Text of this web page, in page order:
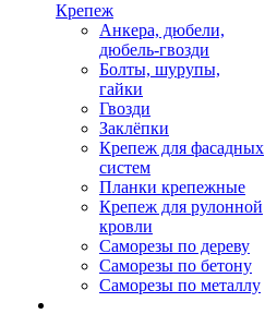
Крепеж
Анкера, дюбели,
дюбель-гвозди
Болты, шурупы,
гайки
Гвозди
Заклёпки
Крепеж для фасадных
систем
Планки крепежные
Крепеж для рулонной
кровли
Саморезы по дереву
Саморезы по бетону
Саморезы по металлу